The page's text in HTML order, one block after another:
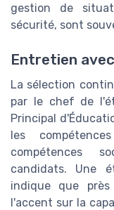
gestion de
sécurité, sont
Entretien
La sélection
par le chef de
Principal
les
compétences
candidats. Une
indique que
l'accent sur la